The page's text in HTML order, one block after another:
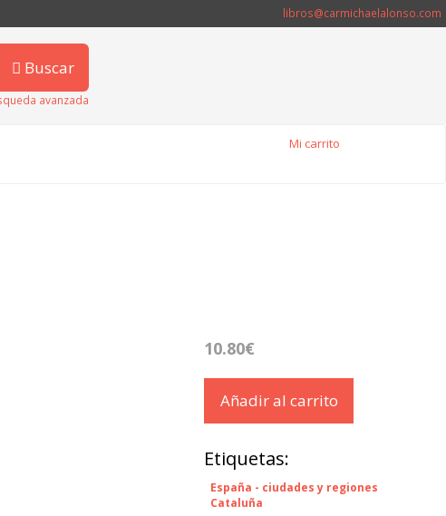
libros@carmichaelalonso.com
Buscar
avanzada
Mi carrito
10.80€
Añadir al carrito
Etiquetas:
España - ciudades y regiones
Cataluña